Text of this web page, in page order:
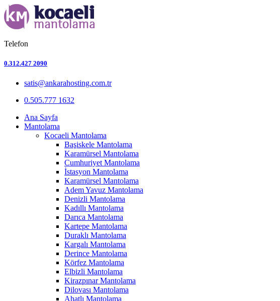
Telefon
0.312.427 2090
satis@ankarahosting.com.tr
0.505.777 1632
Ana Sayfa
Mantolama
Kocaeli Mantolama
Başiskele Mantolama
Karamürsel Mantolama
Cumhuriyet Mantolama
İstasyon Mantolama
Karamürsel Mantolama
Adem Yavuz Mantolama
Denizli Mantolama
Kadıllı Mantolama
Darıca Mantolama
Kartepe Mantolama
Duraklı Mantolama
Kargalı Mantolama
Derince Mantolama
Körfez Mantolama
Elbizli Mantolama
Kirazpınar Mantolama
Dilovası Mantolama
Ahatlı Mantolama